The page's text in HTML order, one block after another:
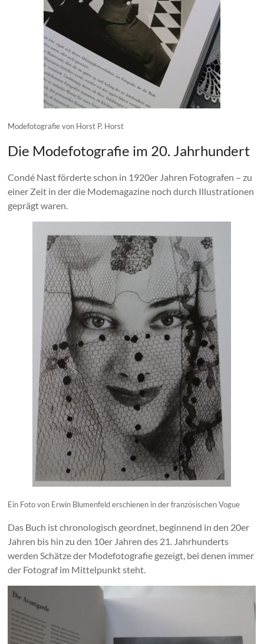
Modefotografie von Horst P. Horst
Die Modefotografie im 20. Jahrhundert
Condé Nast förderte schon in 1920er Jahren Fotografen – zu
einer Zeit in der die Modemagazine noch durch Illustrationen
geprägt waren.
Ein Foto von Erwin Blumenfeld erschienen in der französischen Vogue
Das Buch ist chronologisch geordnet, beginnend in den 20er
Jahren bis hin zu den 10er Jahren des 21. Jahrhunderts
werden Schätze der Modefotografie gezeigt, bei denen immer
der Fotograf im Mittelpunkt steht.